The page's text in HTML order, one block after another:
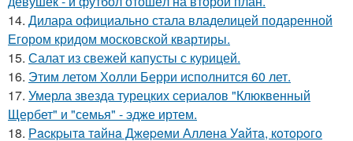
14. Дилара официально стала владелицей подаренной
Егором кридом московской квартиры.
15. Салат из свежей капусты с курицей.
16. Этим летом Холли Берри исполнится 60 лет.
17. Умерла звезда турецких сериалов "Клюквенный
Щербет" и "семья" - эдже иртем.
18. Рacкpытa тaйнa Джepeми Аллeнa Уaйтa, кoтopoгo